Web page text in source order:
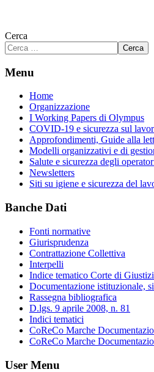
Cerca
Cerca
Menu
Home
Organizzazione
I Working Papers di Olympus
COVID-19 e sicurezza sul
Approfondimenti, Guide alla
Modelli organizzativi e di
Salute e sicurezza degli
Newsletters
Siti su igiene e sicurezza del
Banche Dati
Fonti normative
Giurisprudenza
Contrattazione Collettiva
Interpelli
Indice tematico Corte di
Documentazione istituzionale,
Rassegna bibliografica
D.lgs. 9 aprile 2008, n. 81
Indici tematici
CoReCo Marche
CoReCo Marche
User Menu